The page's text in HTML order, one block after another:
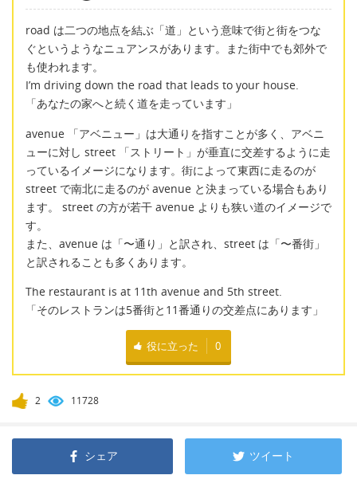
road は二つの地点を結ぶ「道」という意味で街と街をつな
ぐというようなニュアンスがあります。また街中でも郊外で
も使われます。
I’m driving down the road that leads to your house.
「あなたの家へと続く道を走っています」
avenue 「アベニュー」は大通りを指すことが多く、アベニ
ューに対し street 「ストリート」が垂直に交差するように走
っているイメージになります。街によって東西に走るのが
street で南北に走るのが avenue と決まっている場合もあり
ます。 street の方が若干 avenue よりも狭い道のイメージで
す。
また、avenue は「〜通り」と訳され、street は「〜番街」
と訳されることも多くあります。
The restaurant is at 11th avenue and 5th street.
「そのレストランは5番街と11番通りの交差点にあります」
役に立った 0
2 11728
シェア ツイート